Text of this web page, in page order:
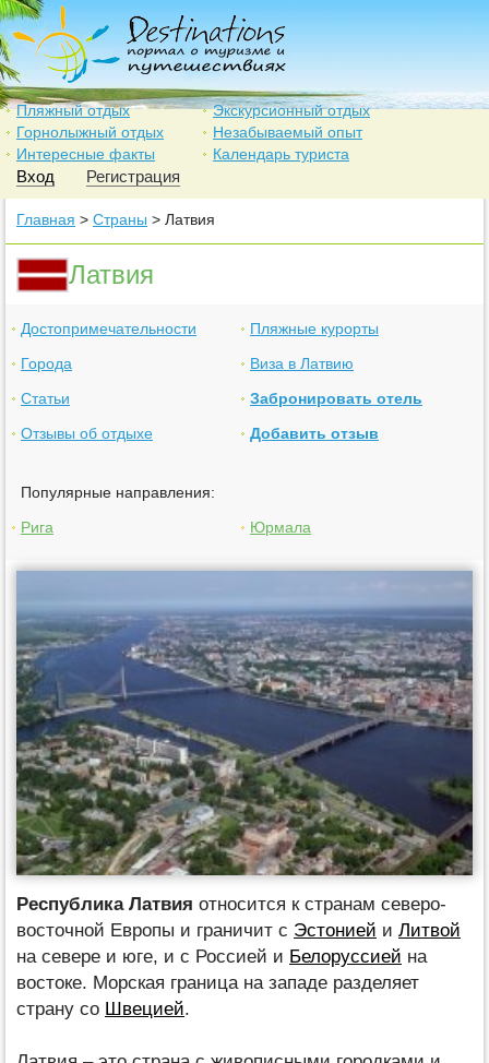
Пляжный отдых
Экскурсионный отдых
Горнолыжный отдых
Незабываемый опыт
Интересные факты
Календарь туриста
Вход Регистрация
Главная > Страны > Латвия
Латвия
Достопримечательности
Пляжные курорты
Города
Виза в Латвию
Статьи
Забронировать отель
Отзывы об отдыхе
Добавить отзыв
Популярные направления:
Рига
Юрмала
Республика Латвия относится к странам северо-
восточной Европы и граничит с Эстонией и Литвой
на севере и юге, и с Россией и Белоруссией на
востоке. Морская граница на западе разделяет
страну со Швецией.